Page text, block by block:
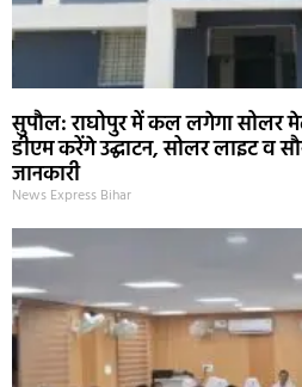
सुपौल: राघोपुर में कल लगेगा सोलर
डीएम करेंगे उद्घाटन, सोलर लाइट व
जानकारी
News Express Bihar